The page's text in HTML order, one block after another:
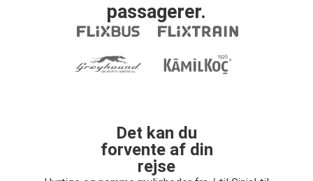
passagerer.
Det kan du
forvente af din
rejse